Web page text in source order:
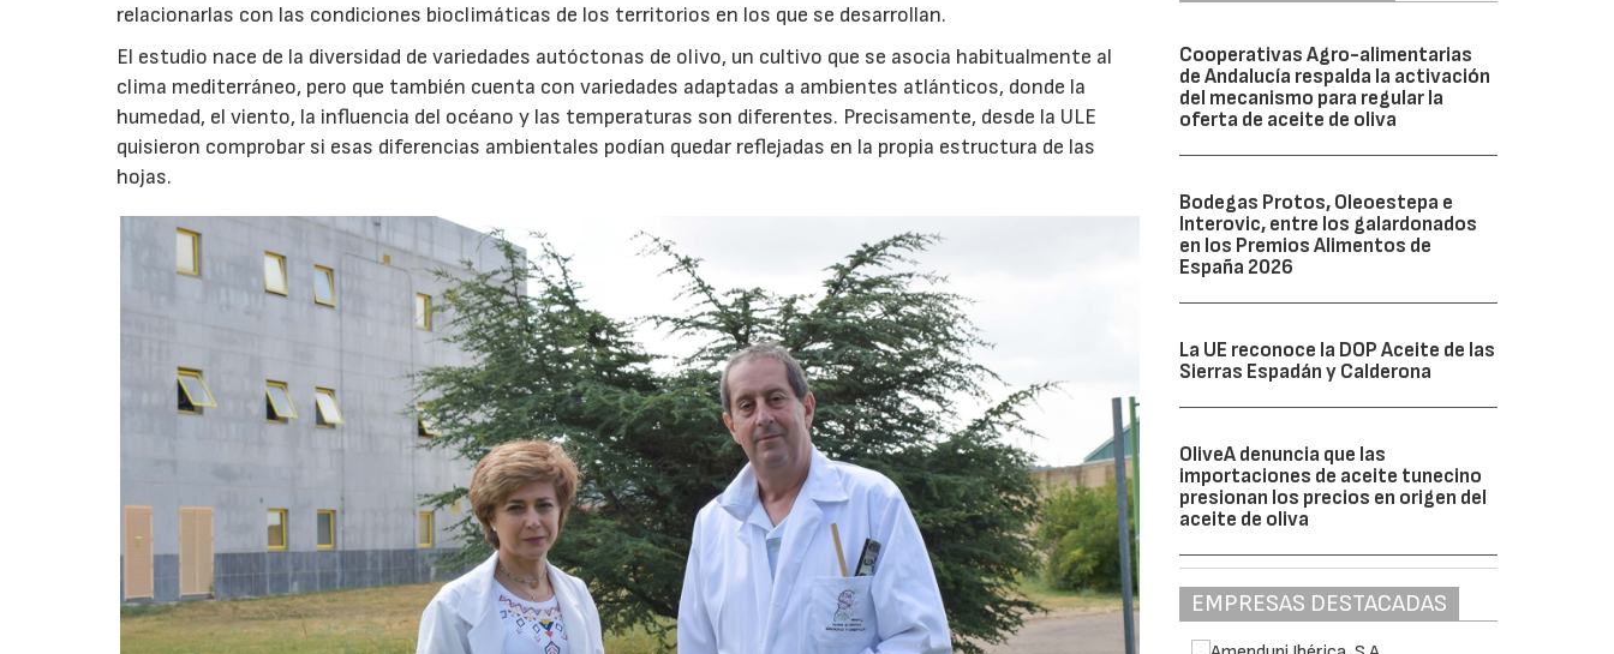
relacionarlas con las condiciones bioclimáticas de los territorios en los que se desarrollan.
El estudio nace de la diversidad de variedades autóctonas de olivo, un cultivo que se asocia habitualmente al
clima mediterráneo, pero que también cuenta con variedades adaptadas a ambientes atlánticos, donde la
humedad, el viento, la influencia del océano y las temperaturas son diferentes. Precisamente, desde la ULE
quisieron comprobar si esas diferencias ambientales podían quedar reflejadas en la propia estructura de las
hojas.
Cooperativas Agro-alimentarias
de Andalucía respalda la activación
del mecanismo para regular la
oferta de aceite de oliva
Bodegas Protos, Oleoestepa e
Interovic, entre los galardonados
en los Premios Alimentos de
España 2026
La UE reconoce la DOP Aceite de las
Sierras Espadán y Calderona
OliveA denuncia que las
importaciones de aceite tunecino
presionan los precios en origen del
aceite de oliva
EMPRESAS DESTACADAS